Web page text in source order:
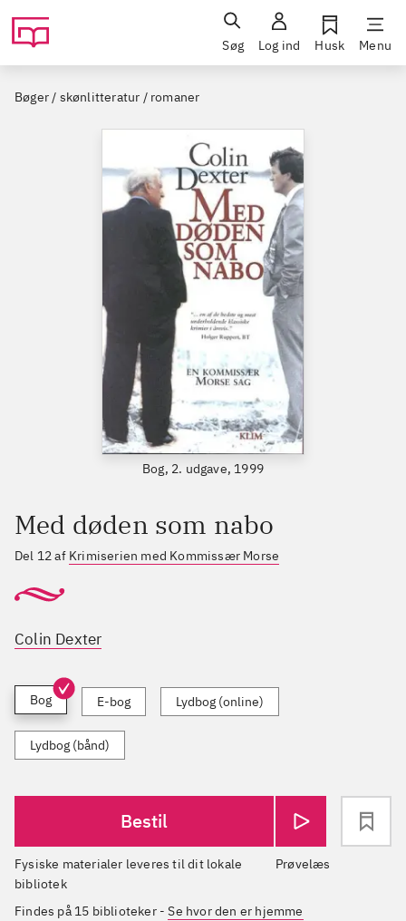
Søg Log ind Husk Menu
Bøger / skønlitteratur / romaner
Bog, 2. udgave, 1999
Med døden som nabo
Del 12 af Krimiserien med Kommissær Morse
Colin Dexter
Bog E-bog Lydbog (online)
Lydbog (bånd)
Bestil
Prøvelæs
Fysiske materialer leveres til dit lokale
bibliotek
Findes på 15 biblioteker-Se hvor den er hjemme